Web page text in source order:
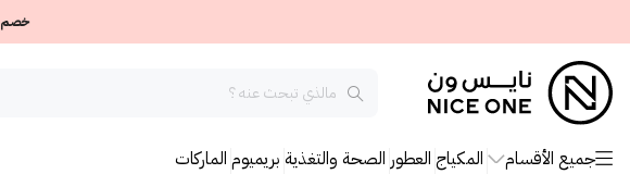
خصم 20٪ على طلبك الأول باستخدام كود NEW20
جميع الأقسام المكياج العطور الصحة والتغذية بريميوم الماركات